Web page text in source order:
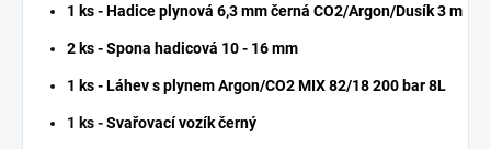
1 ks - Hadice plynová 6,3 mm černá CO2/Argon/Dusík 3 m
2 ks - Spona hadicová 10 - 16 mm
1 ks - Láhev s plynem Argon/CO2 MIX 82/18 200 bar 8L
1 ks -Svařovací vozík černý